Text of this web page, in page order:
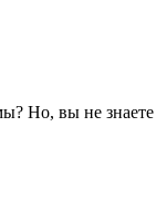
Но, вы не